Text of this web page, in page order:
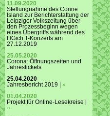
11.09.2020
Stellungnahme des Conne
Island zur Berichterstattung der
Leipziger Volkszeitung über
den Prozessbeginn wegen
eines Übergriffs während des
HGich.T-Konzerts am
27.12.2019
25.05.2020
Corona: Öffnungszeiten und
Jahrestickets
25.04.2020
Jahresbericht 2019 | »
01.04.2020
Projekt für Online-Lesekreise |
»